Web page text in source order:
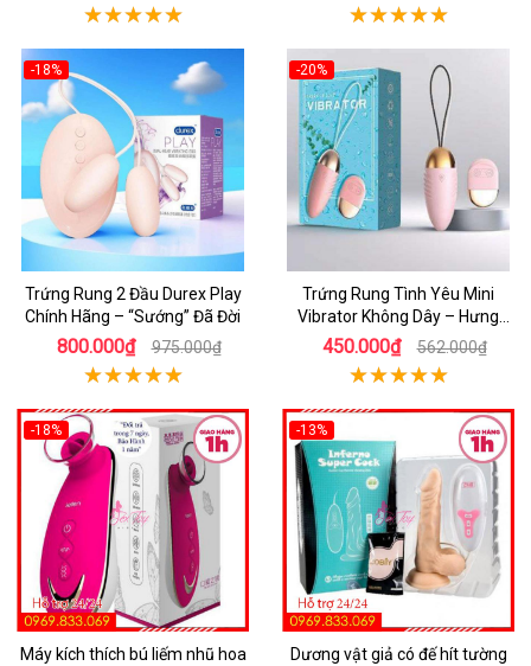
-18%
Trứng Rung 2 Đầu Durex Play
Chính Hãng – “Sướng” Đã Đời
800.000₫ 975.000₫
-20%
Trứng Rung Tình Yêu Mini
Vibrator Không Dây – Hưng
Phấn Mọi Nơi
450.000₫ 562.000₫
-18%
Máy kích thích bú liếm nhũ hoa
-13%
Dương vật giả có đế hít tường